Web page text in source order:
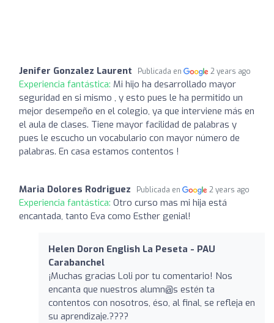
Jenifer Gonzalez Laurent Publicada en 2 years ago
Experiencia fantástica: Mi hijo ha desarrollado mayor
seguridad en si mismo , y esto pues le ha permitido un
mejor desempeño en el colegio, ya que interviene más en
el aula de clases. Tiene mayor facilidad de palabras y
pues le escucho un vocabulario con mayor número de
palabras. En casa estamos contentos !
Maria Dolores Rodriguez Publicada en 2 years ago
Experiencia fantástica: Otro curso mas mi hija está
encantada, tanto Eva como Esther genial!
Helen Doron English La Peseta - PAU
Carabanchel
¡Muchas gracias Loli por tu comentario! Nos
encanta que nuestros alumn@s estén ta
contentos con nosotros, éso, al final, se refleja en
su aprendizaje.????